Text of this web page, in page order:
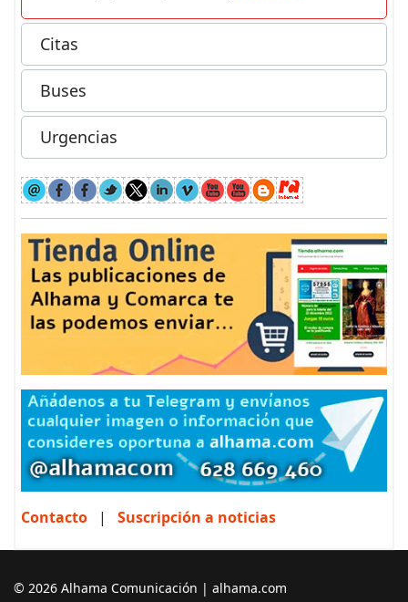
Citas
Buses
Urgencias
Contacto | Suscripción a noticias
© 2026 Alhama Comunicación | alhama.com